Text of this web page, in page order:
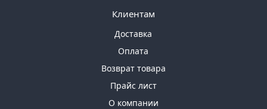
Клиентам
Доставка
Оплата
Возврат товара
Прайс лист
О компании